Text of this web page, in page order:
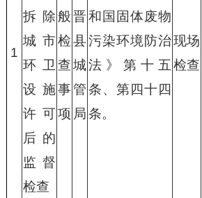
1
拆除
城市
环卫
设施
许可
后的
监督
检查
般
检
查
事
项
晋
县
城
管
局
和国固体废物
污染环境防治
法》第十五
条、第四十四
条。
现场
检查